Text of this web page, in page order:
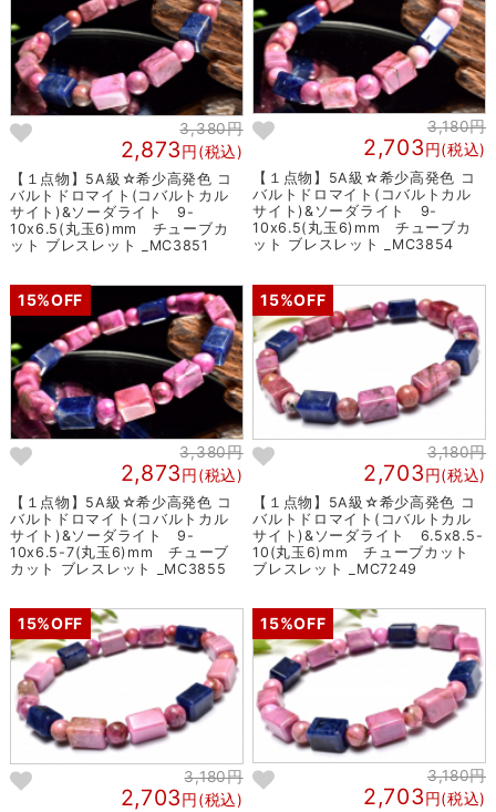
3,380円
2,873円(税込)
【１点物】5A級☆希少高発色 コ
バルトドロマイト(コバルトカル
サイト)&ソーダライト 9-
10x6.5(丸玉6)mm チューブカ
ット ブレスレット _MC3851
3,180円
2,703円(税込)
【１点物】5A級☆希少高発色 コ
バルトドロマイト(コバルトカル
サイト)&ソーダライト 9-
10x6.5(丸玉6)mm チューブカ
ット ブレスレット _MC3854
15%OFF
3,380円
2,873円(税込)
【１点物】5A級☆希少高発色 コ
バルトドロマイト(コバルトカル
サイト)&ソーダライト 9-
10x6.5-7(丸玉6)mm チューブ
カット ブレスレット _MC3855
15%OFF
3,180円
2,703円(税込)
【１点物】5A級☆希少高発色 コ
バルトドロマイト(コバルトカル
サイト)&ソーダライト 6.5x8.5-
10(丸玉6)mm チューブカット
ブレスレット _MC7249
15%OFF
3,180円
2,703円(税込)
15%OFF
3,180円
2,703円(税込)